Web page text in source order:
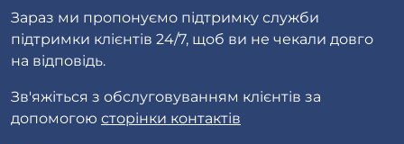
Зараз ми пропонуємо підтримку служби
підтримки клієнтів 24/7, щоб ви не чекали довго
на відповідь.
Зв'яжіться з обслуговуванням клієнтів за
допомогою сторінки контактів